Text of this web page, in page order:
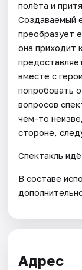
полёта и
Создаваемый
преобразует
она приходит
вместе с
попробовать
вопросов
чем-то
стороне,
Спектакль
В составе
Адрес